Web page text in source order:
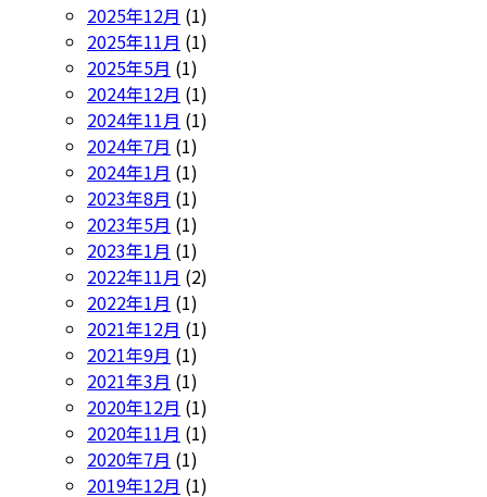
2025年12月 (1)
2025年11月 (1)
2025年5月 (1)
2024年12月 (1)
2024年11月 (1)
2024年7月 (1)
2024年1月 (1)
2023年8月 (1)
2023年5月 (1)
2023年1月 (1)
2022年11月 (2)
2022年1月 (1)
2021年12月 (1)
2021年9月 (1)
2021年3月 (1)
2020年12月 (1)
2020年11月 (1)
2020年7月 (1)
2019年12月 (1)